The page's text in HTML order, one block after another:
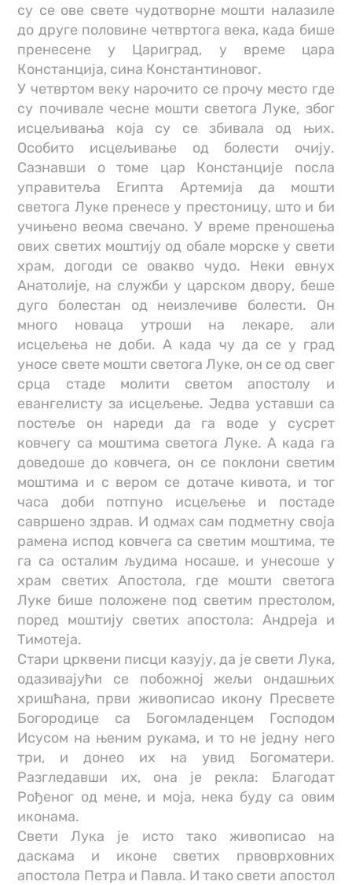
су се ове свете чудотворне мошти налазиле
до друге половине четвртога века, када бише
пренесене у Цариград, у време цара
Констанција, сина Константиновог.
У четвртом веку нарочито се прочу место где
су почивале чесне мошти светога Луке, због
исцељивања која су се збивала од њих.
Особито исцељивање од болести очију.
Сазнавши о томе цар Констанције посла
управитеља Египта Артемија да мошти
светога Луке пренесе у престоницу, што и би
учињено веома свечано. У време преношења
ових светих моштију од обале морске у свети
храм, догоди се овакво чудо. Неки евнух
Анатолије, на служби у царском двору, беше
дуго болестан од неизлечиве болести. Он
много новаца утроши на лекаре, али
исцељења не доби. А када чу да се у град
уносе свете мошти светога Луке, он се од свег
срца стаде молити светом апостолу и
евангелисту за исцељење. Једва уставши са
постеље он нареди да га воде у сусрет
ковчегу са моштима светога Луке. А када га
доведоше до ковчега, он се поклони светим
моштима и с вером се дотаче кивота, и тог
часа доби потпуно исцељење и постаде
савршено здрав. И одмах сам подметну своја
рамена испод ковчега са светим моштима, те
га са осталим људима носаше, и унесоше у
храм светих Апостола, где мошти светога
Луке бише положене под светим престолом,
поред моштију светих апостола: Андреја и
Тимотеја.
Стари црквени писци казују, да је свети Лука,
одазивајући се побожној жељи ондашњих
хришћана, први живописао икону Пресвете
Богородице са Богомладенцем Господом
Исусом на њеним рукама, и то не једну него
три, и донео их на увид Богоматери.
Разгледавши их, она је рекла: Благодат
Рођеног од мене, и моја, нека буду са овим
иконама.
Свети Лука је исто тако живописао на
даскама и иконе светих првоврховних
апостола Петра и Павла. И тако свети апостол